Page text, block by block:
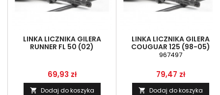
LINKA LICZNIKA GILERA
RUNNER FL 50 (02)
Cena
69,93 zł
 Dodaj do koszyka
LINKA LICZNIKA GILERA
COUGUAR 125 (98-05)
967497
Cena
79,47 zł
 Dodaj do koszyka